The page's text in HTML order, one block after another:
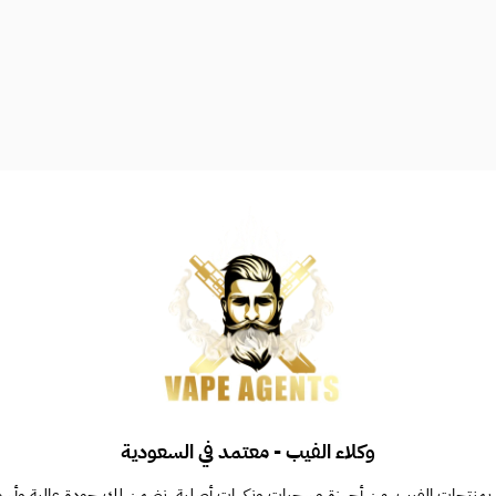
وكلاء الفيب - معتمد في السعودية